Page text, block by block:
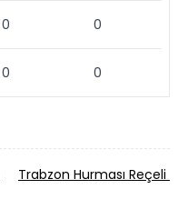
0 0
0 0
Trabzon Hurması Reçeli